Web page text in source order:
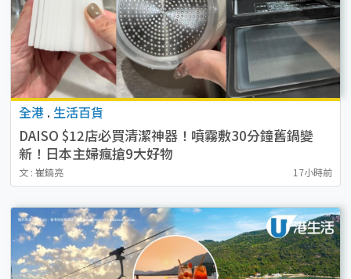
全港 . 生活百貨
DAISO $12店必買清潔神器！噴霧敷30分鐘舊鍋變
新！日本主婦瘋搶9大好物
文 : 崔鎬亮 17小時前